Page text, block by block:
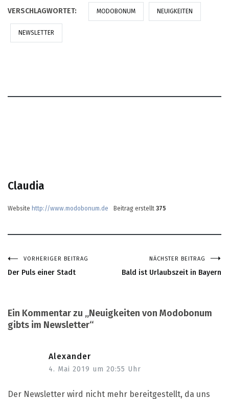
VERSCHLAGWORTET: MODOBONUM NEUIGKEITEN
NEWSLETTER
Claudia
Website http://www.modobonum.de Beitrag erstellt 375
Beitragsnavigation
VORHERIGER BEITRAG
Der Puls einer Stadt
NÄCHSTER BEITRAG
Bald ist Urlaubszeit in Bayern
Ein Kommentar zu „Neuigkeiten von Modobonum
gibts im Newsletter“
Alexander
4. Mai 2019 um 20:55 Uhr
Der Newsletter wird nicht mehr bereitgestellt, da uns